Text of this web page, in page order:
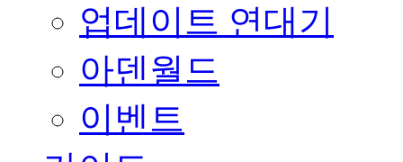
업데이트 연대기
아덴월드
이벤트